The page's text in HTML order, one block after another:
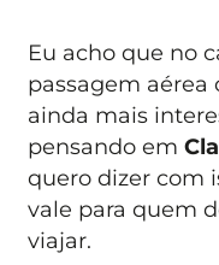
Eu acho que no
passagem aérea
ainda mais
pensando em
quero dizer com
vale para quem
viajar.